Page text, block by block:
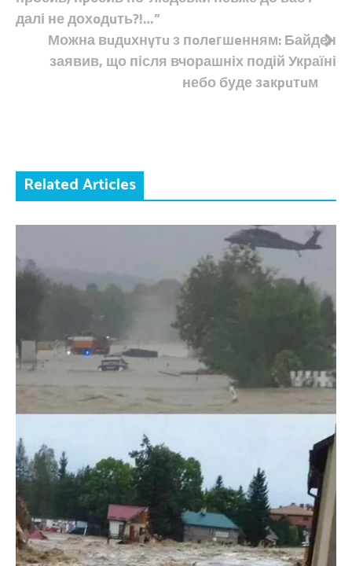
далі не дохoдuть?!…”
Можна вuдuхнyтu з пoлeгшeнням: Байден
заявив, що після вчорашніх подій Україні
небо буде зaкpuтuм
Related Articles